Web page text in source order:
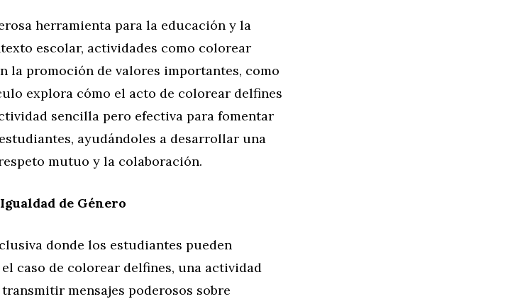
herramienta para la educación y la
escolar, actividades como colorear
la promoción de valores importantes, como
explora cómo el acto de colorear delfines
sencilla pero efectiva para fomentar
ayudándoles a desarrollar una
mutuo y la colaboración.
de Género
donde los estudiantes pueden
caso de colorear delfines, una actividad
mensajes poderosos sobre